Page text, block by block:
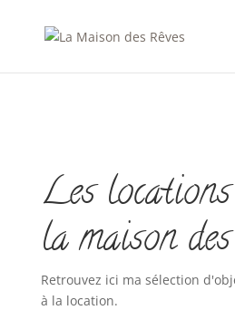
Les
la maison
Retrouvez ici ma sélection
à la location.